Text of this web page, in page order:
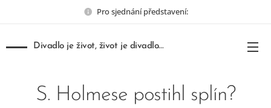
Pro sjednání představení:
Divadlo je život, život je divadlo...
S. Holmese postihl splín?